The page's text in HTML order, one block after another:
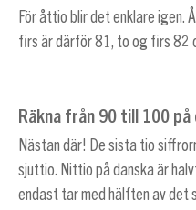
För åttio blir det enklare igen.
firs är därför 81, to og firs 82
Räkna från 90 till 100 på
Nästan där! De sista tio
sjuttio. Nittio på danska är
endast tar med hälften av det